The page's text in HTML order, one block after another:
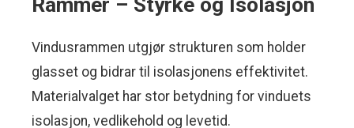
Rammer – Styrke og Isolasjon
Vindusrammen utgjør strukturen som holder
glasset og bidrar til isolasjonens effektivitet.
Materialvalget har stor betydning for vinduets
isolasjon, vedlikehold og levetid.